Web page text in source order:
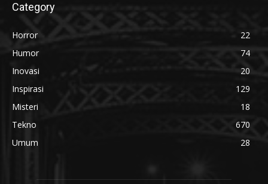
Category
Horror
22
Humor
74
Inovasi
20
Inspirasi
129
Misteri
18
Tekno
670
Umum
28